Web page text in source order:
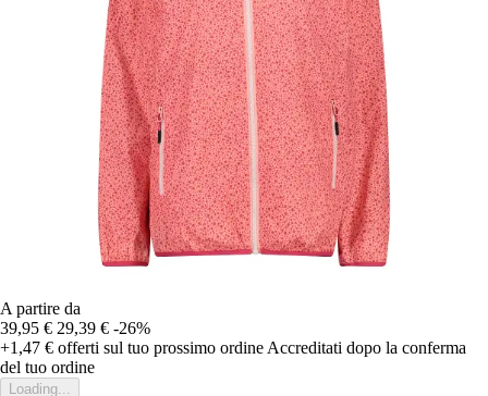
A partire da
39,95 € 29,39 € -26%
+1,47 € offerti sul tuo prossimo ordine Accreditati dopo la conferma
del tuo ordine
Loading...